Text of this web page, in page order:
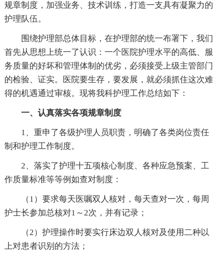
规章制度，加强业务、技术训练，打造一支具有凝聚力的
护理队伍。
围绕护理部总体目标，在护理部的统一布署下，我们
首先从思想上统一了认识：一个医院护理水平的高低、服
务质量的好坏和管理体制的优劣，必须接受上级主管部门
的检验、证实。医院要生存，要发展，就必须抓住这次难
得的机遇通过审核。现将我科护理工作总结如下：
一、认真落实各项规章制度
1、重申了各级护理人员职责，明确了各类岗位责任
制和护理工作制度。
2、落实了护理十五项核心制度、各种应急预案、工
作质量标准等等例如查对制度：
（1）要求每天医嘱双人核对，每天查对一次，每周
护士长参加总核对1～2次，并有记录；
（2）护理操作时要实行床边双人核对及使用二种以
上对患者识别的方法；